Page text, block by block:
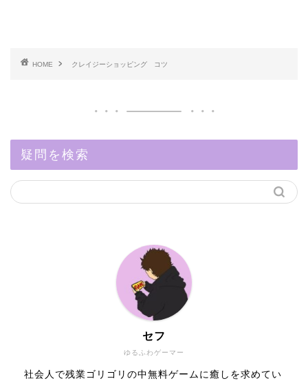
HOME クレイジーショッピング コツ
疑問を検索
ゆるふわゲーマー
セフ
社会人で残業ゴリゴリの中無料ゲームに癒しを求めてい